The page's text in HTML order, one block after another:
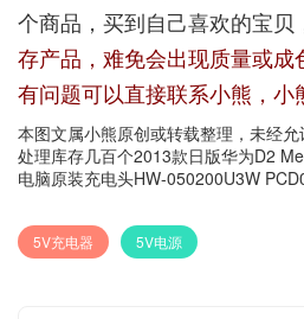
个商品，买到自己喜欢的宝贝
存产品，难免会出现质量或
有问题可以直接联系小熊，小
本图文属小熊原创或转载整理，未经
处理库存几百个2013款日版华为D2
电脑原装充电头HW-050200U3W
5V充电器 5V电源